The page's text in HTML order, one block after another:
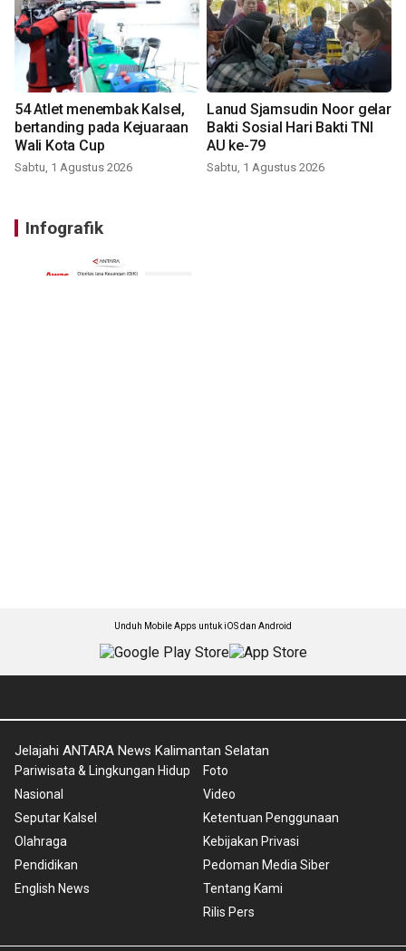
54 Atlet menembak Kalsel,
bertanding pada Kejuaraan
Wali Kota Cup
Sabtu, 1 Agustus 2026
Lanud Sjamsudin Noor gelar
Bakti Sosial Hari Bakti TNI
AU ke-79
Sabtu, 1 Agustus 2026
Infografik
Unduh Mobile Apps untuk iOS dan Android
Jelajahi ANTARA News Kalimantan Selatan
Pariwisata & Lingkungan Hidup
Nasional
Seputar Kalsel
Olahraga
Pendidikan
English News
Foto
Video
Ketentuan Penggunaan
Kebijakan Privasi
Pedoman Media Siber
Tentang Kami
Rilis Pers